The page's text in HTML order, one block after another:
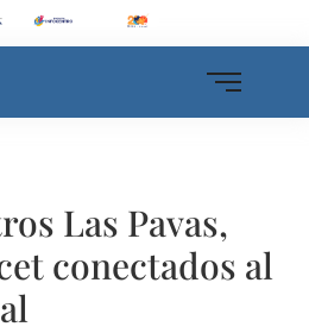
Las Pavas,
conectados al